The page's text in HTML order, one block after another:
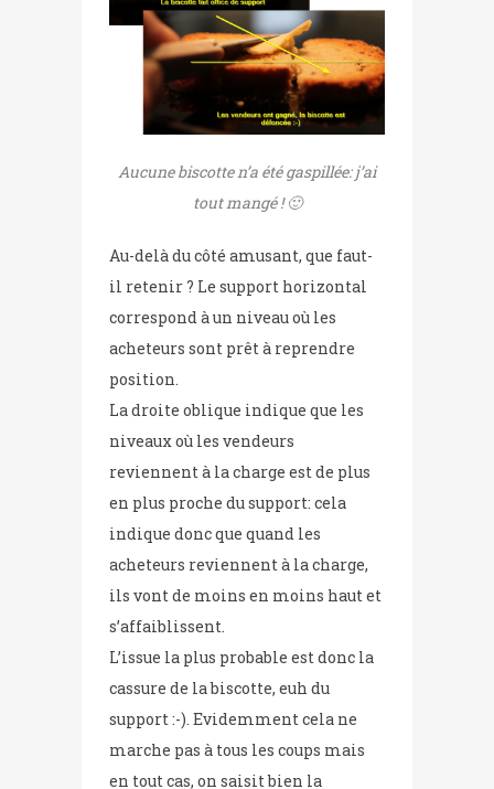
Aucune biscotte n’a été gaspillée: j’ai
tout mangé ! 🙂
Au-delà du côté amusant, que faut-
il retenir ? Le support horizontal
correspond à un niveau où les
acheteurs sont prêt à reprendre
position.
La droite oblique indique que les
niveaux où les vendeurs
reviennent à la charge est de plus
en plus proche du support: cela
indique donc que quand les
acheteurs reviennent à la charge,
ils vont de moins en moins haut et
s’affaiblissent.
L’issue la plus probable est donc la
cassure de la biscotte, euh du
support :-). Evidemment cela ne
marche pas à tous les coups mais
en tout cas, on saisit bien la